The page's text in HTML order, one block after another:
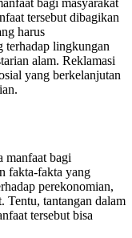
bagi masyarakat
tersebut dibagikan
harus
terhadap lingkungan
alam. Reklamasi
yang berkelanjutan
manfaat bagi
fakta-fakta yang
perekonomian,
Tentu, tantangan dalam
tersebut bisa